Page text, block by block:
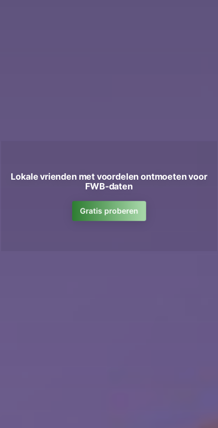
Lokale vrienden met voordelen ontmoeten voor
FWB-daten
Gratis proberen